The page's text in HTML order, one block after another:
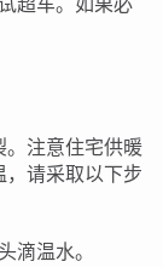
。注意住宅供暖
请采取以下步
滴温水。